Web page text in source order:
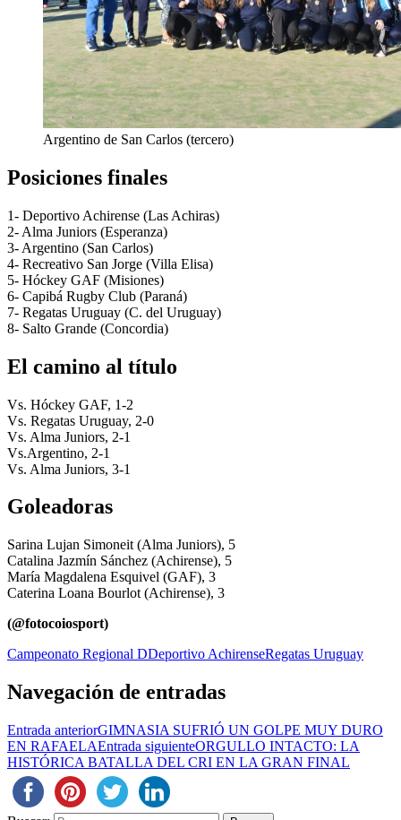
Argentino de San Carlos (tercero)
Posiciones finales
1- Deportivo Achirense (Las Achiras)
2- Alma Juniors (Esperanza)
3- Argentino (San Carlos)
4- Recreativo San Jorge (Villa Elisa)
5- Hóckey GAF (Misiones)
6- Capibá Rugby Club (Paraná)
7- Regatas Uruguay (C. del Uruguay)
8- Salto Grande (Concordia)
El camino al título
Vs. Hóckey GAF, 1-2
Vs. Regatas Uruguay, 2-0
Vs. Alma Juniors, 2-1
Vs.Argentino, 2-1
Vs. Alma Juniors, 3-1
Goleadoras
Sarina Lujan Simoneit (Alma Juniors), 5
Catalina Jazmín Sánchez (Achirense), 5
María Magdalena Esquivel (GAF), 3
Caterina Loana Bourlot (Achirense), 3
(@fotocoiosport)
Campeonato Regional DDeportivo AchirenseRegatas Uruguay
Navegación de entradas
Entrada anteriorGIMNASIA SUFRIÓ UN GOLPE MUY DURO
EN RAFAELAEntrada siguienteORGULLO INTACTO: LA
HISTÓRICA BATALLA DEL CRI EN LA GRAN FINAL